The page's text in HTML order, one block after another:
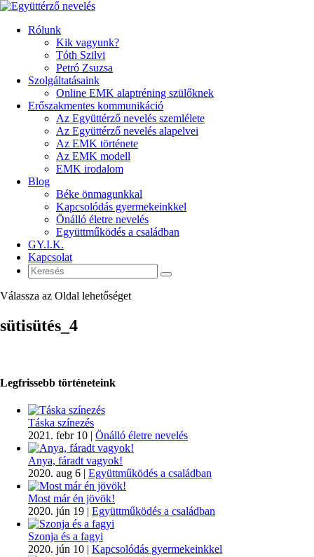
Rólunk
Kik vagyunk?
Tóth Szilvi
Petró Zsuzsa
Szolgáltatásaink
Online EMK alaptréning szülőknek
Erőszakmentes kommunikáció
Az Együttérző nevelés szemlélete
Az Együttérző nevelés alapelvei
Az EMK története
Az EMK modell
EMK irodalom
Blog
Béke önmagunkkal
Kapcsolódás gyermekeinkkel
Önálló életre nevelés
Együttműködés a családban
GY.I.K.
Kapcsolat
Válassza az Oldal lehetőséget
sütisütés_4
Legfrissebb történeteink
Táska színezés
2021. febr 10 | Önálló életre nevelés
Anya, fáradt vagyok!
2020. aug 6 | Együttműködés a családban
Most már én jövök!
2020. jún 19 | Együttműködés a családban
Szonja és a fagyi
2020. jún 10 | Kapcsolódás gyermekeinkkel